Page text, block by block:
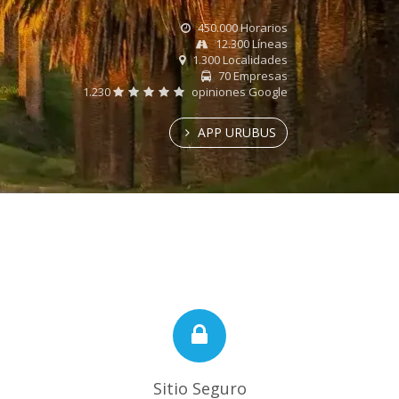
450.000 Horarios
12.300 Líneas
1.300 Localidades
70 Empresas
1.230
opiniones Google
APP URUBUS
Sitio Seguro